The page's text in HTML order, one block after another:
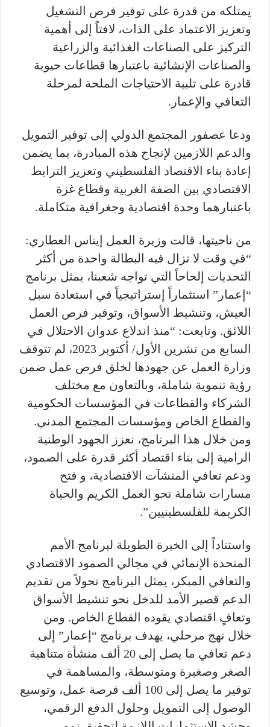
يمتلكه من قدرة على توفير فرص التشغيل
وتعزيز الاعتماد على الذات، لافتاً إلى أهمية
التركيز على الصناعات الغذائية والزراعية
والصناعات الإنشائية باعتبارها قطاعات حيوية
قادرة على تلبية الاحتياجات الملحة لمرحلة
التعافي والإعمار.
ودعا عصفور المجتمع الدولي إلى توفير التمويل
والدعم اللازمين لإنجاح هذه المبادرة، بما يضمن
إعادة بناء الاقتصاد الفلسطيني وتعزيز الترابط
الاقتصادي بين الضفة الغربية وقطاع غزة
باعتبارهما وحدة اقتصادية وجغرافية متكاملة.
من ناحيتها، قالت وزيرة العمل إيناس العطاري:
“في وقت لا تزال فيه البطالة واحدة من أكثر
التحديات إلحاحاً التي تواجه شعبنا، يمثل برنامج
“إعمار” استثماراً إستراتيجياً في استعادة سبل
العيش، وتنشيط الأسواق، وتوفير فرص العمل
اللائق. وتابعت: “منذ اندلاع عدوان الاحتلال في
السابع من تشرين الأول/ أكتوبر 2023، لم تتوقف
وزارة العمل عن جهودها لخلق فرص عمل ضمن
رؤية تنموية شاملة، وبالتعاون مع مختلف
الشركاء والقطاعات في المؤسسات الحكومية
والقطاع الخاص ومؤسسات المجتمع المدني.
ومن خلال هذا البرنامج، نعزز الجهود الوطنية
الرامية إلى بناء اقتصاد أكثر قدرة على الصمود،
ودعم تعافي المنشآت الاقتصادية، و فتح
مسارات شاملة نحو العمل الكريم والحياة
الكريمة للفلسطينيين”.
واستناداً إلى الخبرة الطويلة لبرنامج الأمم
المتحدة الإنمائي في مجالي الصمود الاقتصادي
والتعافي المبكر، يمثل البرنامج تحولاً من تقديم
الدعم قصير الأمد للدخل نحو تنشيط الأسواق
وتعافٍ اقتصادي يقوده القطاع الخاص. ومن
خلال نهج مرحلي، يهدف برنامج “إعمار” إلى
دعم تعافي ما يصل إلى 20 ألف منشأة متناهية
الصغر وصغيرة ومتوسطة، والمساهمة في
توفير ما يصل إلى 100 ألف فرصة عمل، وتوسيع
الوصول إلى التمويل وحلول الدفع الرقمي،